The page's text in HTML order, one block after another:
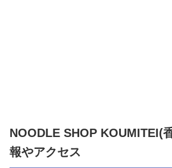
NOODLE SHOP KOUMITEI(
報やアクセス